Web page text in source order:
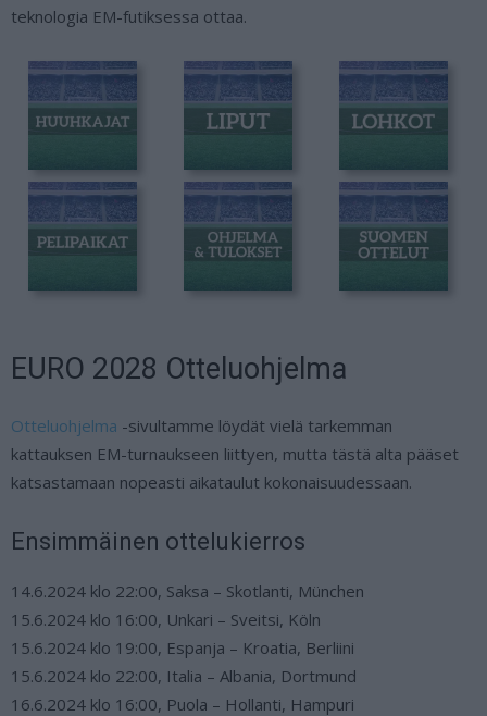
teknologia EM-futiksessa ottaa.
EURO 2028 Otteluohjelma
Otteluohjelma -sivultamme löydät vielä tarkemman
kattauksen EM-turnaukseen liittyen, mutta tästä alta pääset
katsastamaan nopeasti aikataulut kokonaisuudessaan.
Ensimmäinen ottelukierros
14.6.2024 klo 22:00, Saksa – Skotlanti, München
15.6.2024 klo 16:00, Unkari – Sveitsi, Köln
15.6.2024 klo 19:00, Espanja – Kroatia, Berliini
15.6.2024 klo 22:00, Italia – Albania, Dortmund
16.6.2024 klo 16:00, Puola – Hollanti, Hampuri